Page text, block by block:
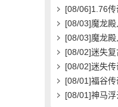
装备属性与搭
[08/06]1.76
取？在哪里能
[08/03]魔龙
到达并通关？
[08/03]魔龙
到达并通关？
[08/02]迷失
提升等级？
[08/02]迷失
些？如何获取
[08/01]福谷
角色等级与装
[08/01]神马